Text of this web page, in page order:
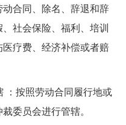
合同、除名、辞退和辞
社会保险、福利、培训
疗费、经济补偿或者赔
：按照劳动合同履行地或
委员会进行管辖。